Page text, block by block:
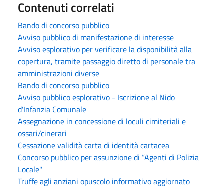
Contenuti correlati
Bando di concorso pubblico
Avviso pubblico di manifestazione di interesse
Avviso esplorativo per verificare la disponibilità alla
copertura, tramite passaggio diretto di personale tra
amministrazioni diverse
Bando di concorso pubblico
Avviso pubblico esplorativo - Iscrizione al Nido
d'Infanzia Comunale
Assegnazione in concessione di loculi cimiteriali e
ossari/cinerari
Cessazione validità carta di identità cartacea
Concorso pubblico per assunzione di “Agenti di Polizia
Locale"
Truffe agli anziani opuscolo informativo aggiornato